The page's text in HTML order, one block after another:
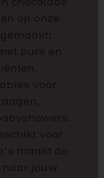
op onze
pure en
voor
voor
maakt de
naar jouw